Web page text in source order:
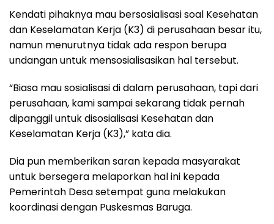
Kendati pihaknya mau bersosialisasi soal Kesehatan
dan Keselamatan Kerja (K3) di perusahaan besar itu,
namun menurutnya tidak ada respon berupa
undangan untuk mensosialisasikan hal tersebut.
“Biasa mau sosialisasi di dalam perusahaan, tapi dari
perusahaan, kami sampai sekarang tidak pernah
dipanggil untuk disosialisasi Kesehatan dan
Keselamatan Kerja (K3),” kata dia.
Dia pun memberikan saran kepada masyarakat
untuk bersegera melaporkan hal ini kepada
Pemerintah Desa setempat guna melakukan
koordinasi dengan Puskesmas Baruga.